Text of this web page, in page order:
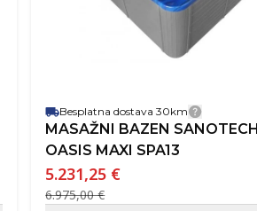
Besplatna dostava 30km Detalji
MASAŽNI BAZEN
OASIS MAXI SPA13
5.231,25 €
6.975,00 €